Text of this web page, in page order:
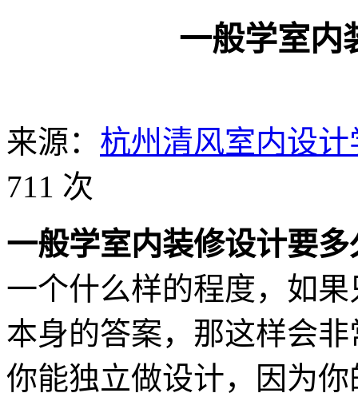
一般学室内
来源： 杭州清风室内设计
711 次
一般学室内装修设计要多
一个什么样的程度，如
本身的答案，那这样会
你能独立做设计，因为